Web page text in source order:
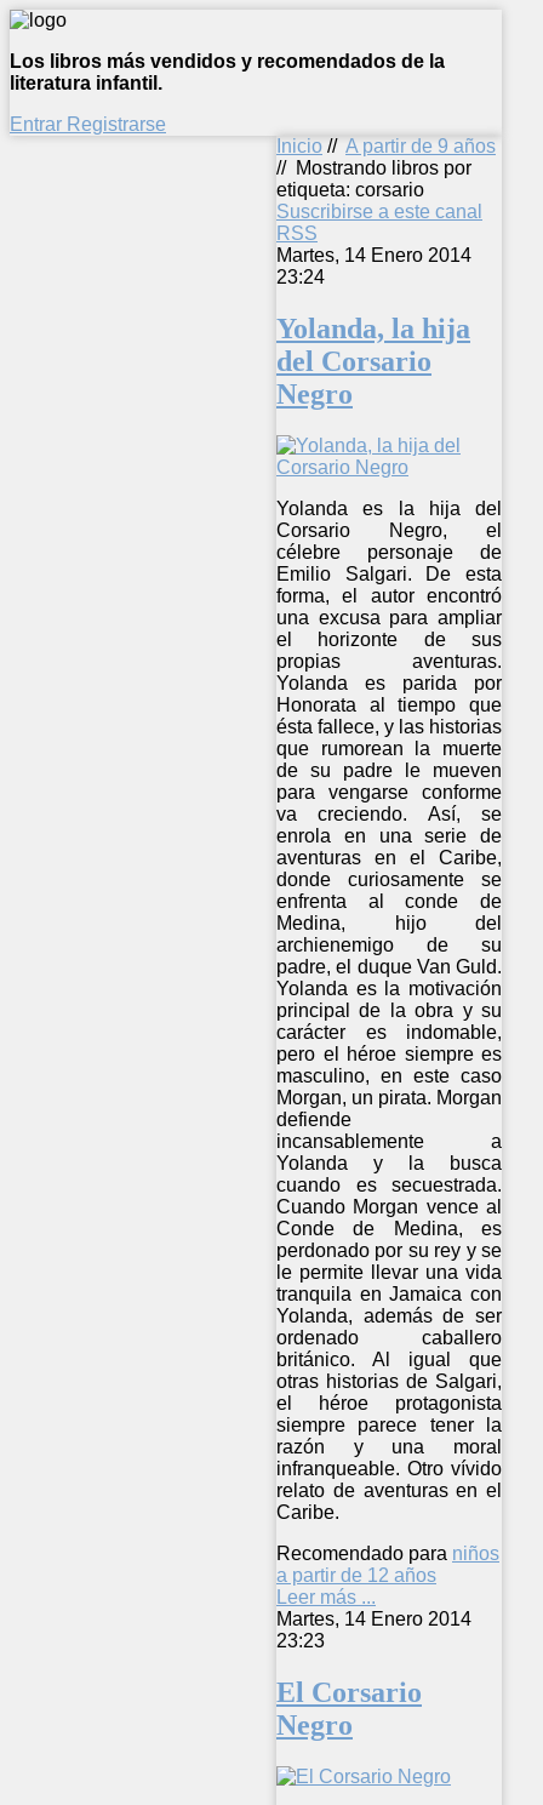
Los libros más vendidos y recomendados de la
literatura infantil.
Entrar Registrarse
Inicio // A partir de 9 años
// Mostrando libros por
etiqueta: corsario
Suscribirse a este canal
RSS
Martes, 14 Enero 2014
23:24
Yolanda, la hija
del Corsario
Negro
Yolanda es la hija del
Corsario Negro, el
célebre personaje de
Emilio Salgari. De esta
forma, el autor encontró
una excusa para ampliar
el horizonte de sus
propias aventuras.
Yolanda es parida por
Honorata al tiempo que
ésta fallece, y las historias
que rumorean la muerte
de su padre le mueven
para vengarse conforme
va creciendo. Así, se
enrola en una serie de
aventuras en el Caribe,
donde curiosamente se
enfrenta al conde de
Medina, hijo del
archienemigo de su
padre, el duque Van Guld.
Yolanda es la motivación
principal de la obra y su
carácter es indomable,
pero el héroe siempre es
masculino, en este caso
Morgan, un pirata. Morgan
defiende
incansablemente a
Yolanda y la busca
cuando es secuestrada.
Cuando Morgan vence al
Conde de Medina, es
perdonado por su rey y se
le permite llevar una vida
tranquila en Jamaica con
Yolanda, además de ser
ordenado caballero
británico. Al igual que
otras historias de Salgari,
el héroe protagonista
siempre parece tener la
razón y una moral
infranqueable. Otro vívido
relato de aventuras en el
Caribe.
Recomendado para niños
a partir de 12 años
Leer más ...
Martes, 14 Enero 2014
23:23
El Corsario
Negro